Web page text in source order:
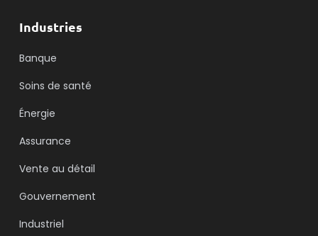
Industries
Banque
Soins de santé
Énergie
Assurance
Vente au détail
Gouvernement
Industriel